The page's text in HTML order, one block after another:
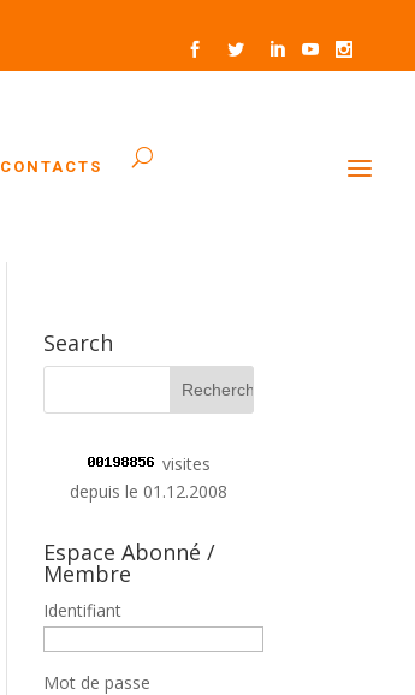
CONTACTS
Search
visites
depuis le 01.12.2008
Espace Abonné /
Membre
Identifiant
Mot de passe